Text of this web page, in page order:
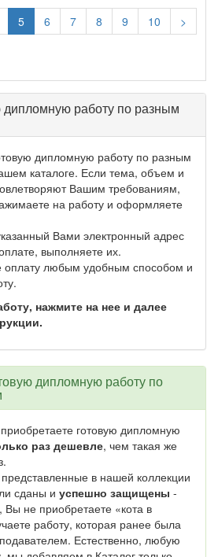
5 6 7 8 9 10
>
дипломную работу по разным
дипломную работу по разным
каталоге. Если тема, объем и
Вашим требованиям,
на работу и оформляете
Вами электронный адрес
выполняете их.
оплату любым удобным способом и
нажмите на нее и далее
дипломную работу по
готовую дипломную
раз дешевле, чем такая же
в нашей коллекции
сданы и успешно защищены -
Вы не приобретаете «кота в
работу, которая ранее была
Естественно, любую